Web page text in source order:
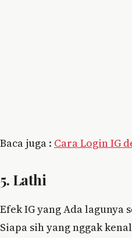
Baca juga : Cara Login IG
5. Lathi
Efek IG yang Ada lagunya
Siapa sih yang nggak